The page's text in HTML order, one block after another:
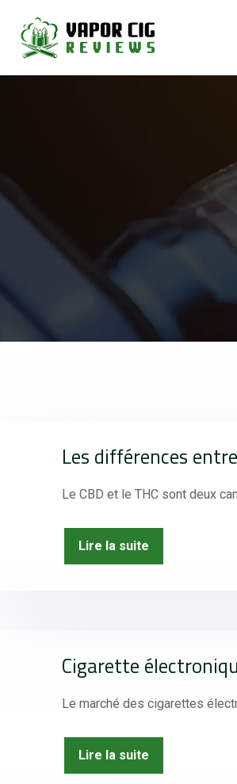
Les différences
Le CBD et le THC sont deux
Lire la suite
Cigarette
Le marché des cigarettes
Lire la suite